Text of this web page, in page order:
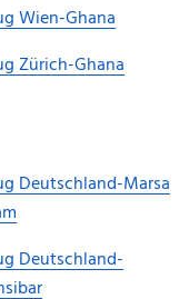
Wien-Ghana
Zürich-Ghana
Deutschland-Marsa
Deutschland-